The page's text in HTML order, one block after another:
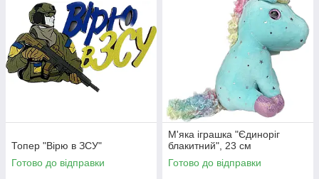
Топер "Вірю в ЗСУ"
Готово до відправки
М'яка іграшка "Єдиноріг
блакитний", 23 см
Готово до відправки